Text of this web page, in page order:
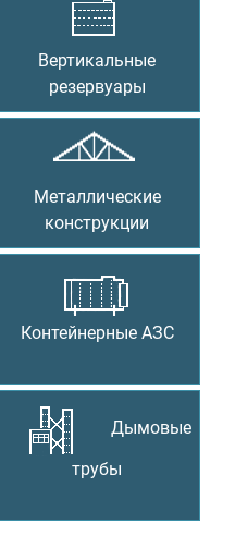
Вертикальные
резервуары
Металлические
конструкции
Контейнерные АЗС
Дымовые
трубы